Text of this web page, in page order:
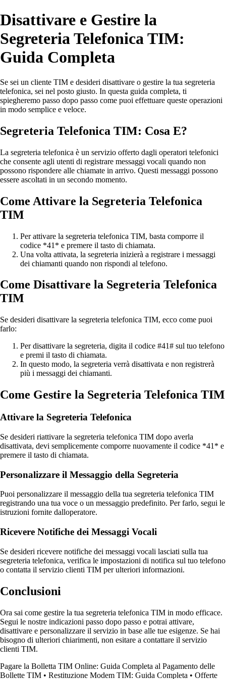
Disattivare e Gestire la
Segreteria Telefonica TIM:
Guida Completa
Se sei un cliente TIM e desideri disattivare o gestire la tua segreteria
telefonica, sei nel posto giusto. In questa guida completa, ti
spiegheremo passo dopo passo come puoi effettuare queste operazioni
in modo semplice e veloce.
Segreteria Telefonica TIM: Cosa E?
La segreteria telefonica è un servizio offerto dagli operatori telefonici
che consente agli utenti di registrare messaggi vocali quando non
possono rispondere alle chiamate in arrivo. Questi messaggi possono
essere ascoltati in un secondo momento.
Come Attivare la Segreteria Telefonica
TIM
Per attivare la segreteria telefonica TIM, basta comporre il
codice *41* e premere il tasto di chiamata.
Una volta attivata, la segreteria inizierà a registrare i messaggi
dei chiamanti quando non rispondi al telefono.
Come Disattivare la Segreteria Telefonica
TIM
Se desideri disattivare la segreteria telefonica TIM, ecco come puoi
farlo:
Per disattivare la segreteria, digita il codice #41# sul tuo telefono
e premi il tasto di chiamata.
In questo modo, la segreteria verrà disattivata e non registrerà
più i messaggi dei chiamanti.
Come Gestire la Segreteria Telefonica TIM
Attivare la Segreteria Telefonica
Se desideri riattivare la segreteria telefonica TIM dopo averla
disattivata, devi semplicemente comporre nuovamente il codice *41* e
premere il tasto di chiamata.
Personalizzare il Messaggio della Segreteria
Puoi personalizzare il messaggio della tua segreteria telefonica TIM
registrando una tua voce o un messaggio predefinito. Per farlo, segui le
istruzioni fornite dalloperatore.
Ricevere Notifiche dei Messaggi Vocali
Se desideri ricevere notifiche dei messaggi vocali lasciati sulla tua
segreteria telefonica, verifica le impostazioni di notifica sul tuo telefono
o contatta il servizio clienti TIM per ulteriori informazioni.
Conclusioni
Ora sai come gestire la tua segreteria telefonica TIM in modo efficace.
Segui le nostre indicazioni passo dopo passo e potrai attivare,
disattivare e personalizzare il servizio in base alle tue esigenze. Se hai
bisogno di ulteriori chiarimenti, non esitare a contattare il servizio
clienti TIM.
Pagare la Bolletta TIM Online: Guida Completa al Pagamento delle
Bollette TIM • Restituzione Modem TIM: Guida Completa • Offerte